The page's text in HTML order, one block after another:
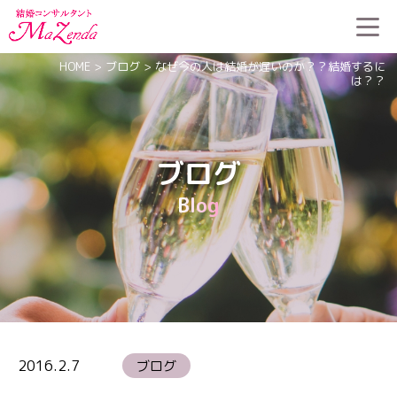
ブログ
Blog
HOME > ブログ > なぜ今の人は結婚が遅いのか？？結婚するに
は？？
2016.2.7 ブログ